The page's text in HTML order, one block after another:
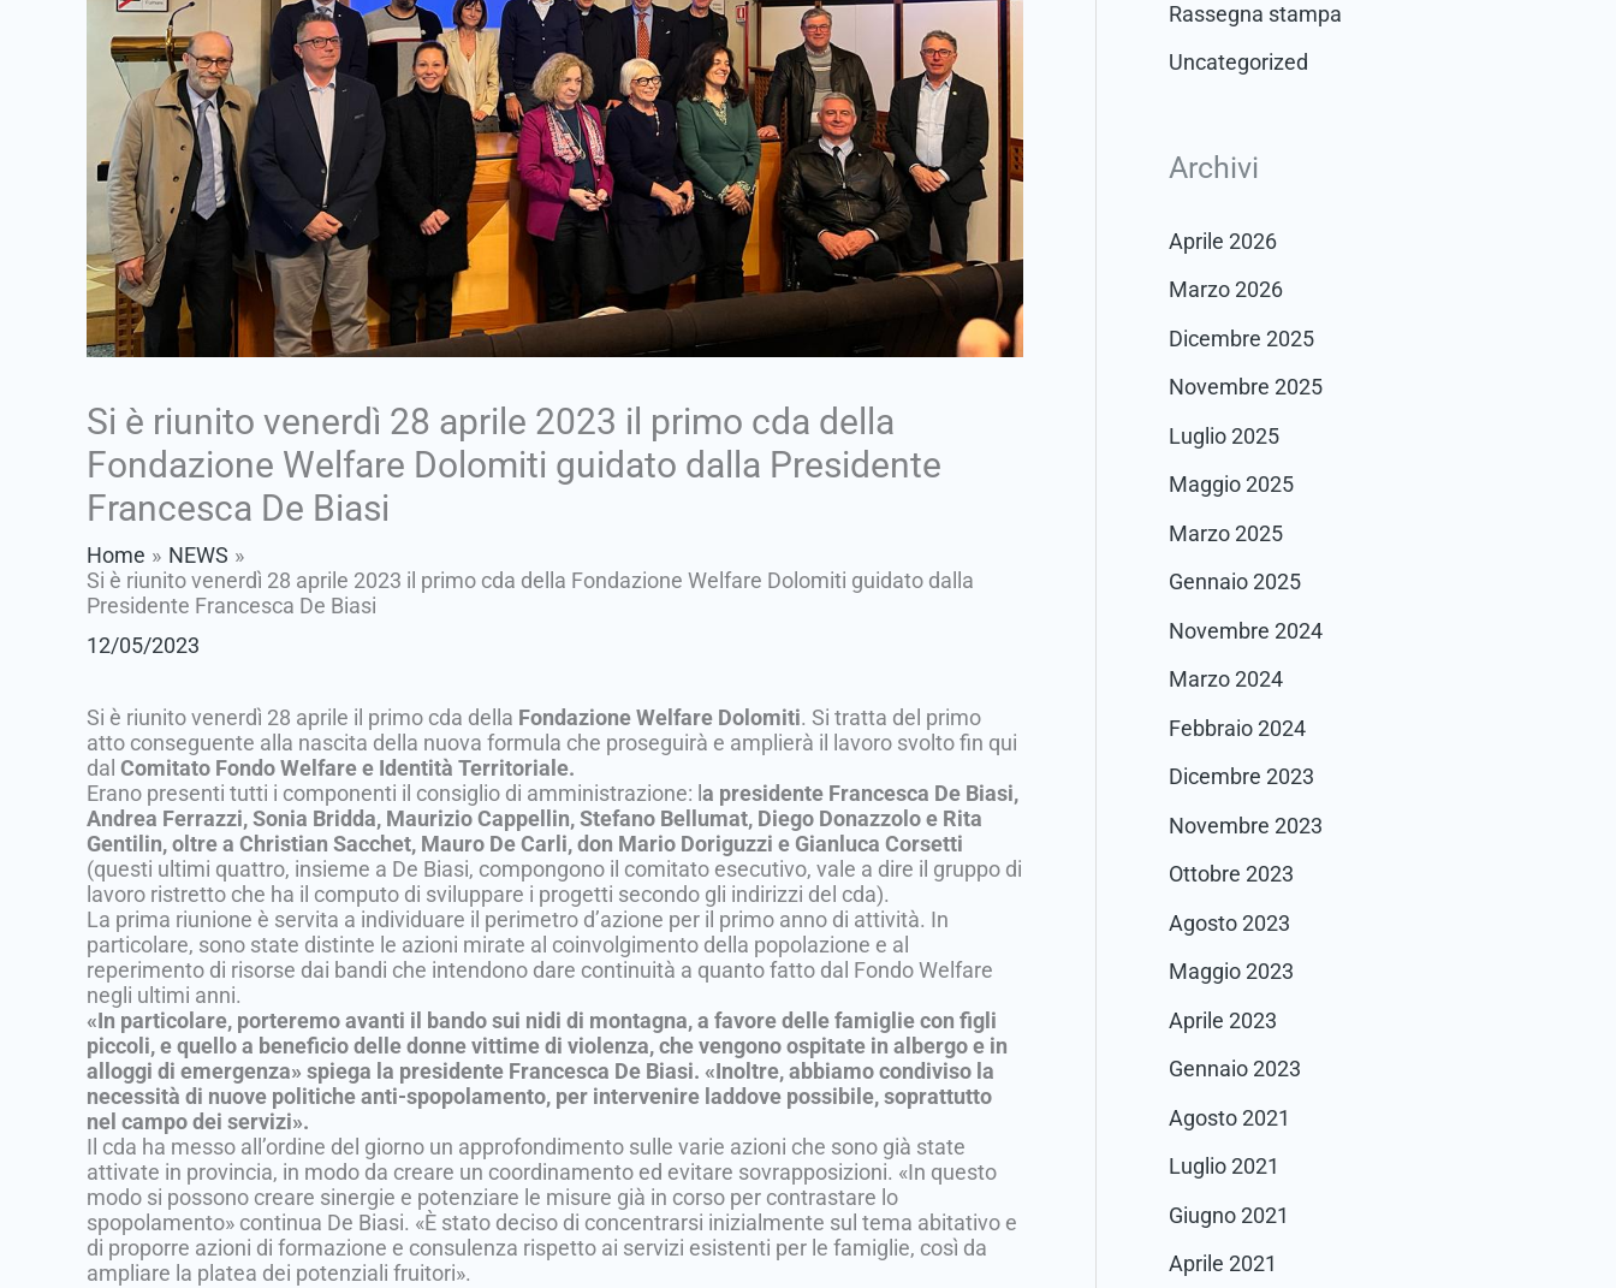
Si è riunito venerdì 28 aprile 2023 il primo cda della
Fondazione Welfare Dolomiti guidato dalla Presidente
Francesca De Biasi
Home
NEWS
Si è riunito venerdì 28 aprile 2023 il primo cda della Fondazione Welfare Dolomiti guidato dalla
Presidente Francesca De Biasi
12/05/2023
Si è riunito venerdì 28 aprile il primo cda della Fondazione Welfare Dolomiti. Si tratta del primo
atto conseguente alla nascita della nuova formula che proseguirà e amplierà il lavoro svolto fin qui
dal Comitato Fondo Welfare e Identità Territoriale.
Erano presenti tutti i componenti il consiglio di amministrazione: l a presidente Francesca De Biasi,
Andrea Ferrazzi, Sonia Bridda, Maurizio Cappellin, Stefano Bellumat, Diego Donazzolo e Rita
Gentilin, oltre a Christian Sacchet, Mauro De Carli, don Mario Doriguzzi e Gianluca Corsetti
(questi ultimi quattro, insieme a De Biasi, compongono il comitato esecutivo, vale a dire il gruppo di
lavoro ristretto che ha il computo di sviluppare i progetti secondo gli indirizzi del cda).
La prima riunione è servita a individuare il perimetro d’azione per il primo anno di attività. In
particolare, sono state distinte le azioni mirate al coinvolgimento della popolazione e al
reperimento di risorse dai bandi che intendono dare continuità a quanto fatto dal Fondo Welfare
negli ultimi anni.
«In particolare, porteremo avanti il bando sui nidi di montagna, a favore delle famiglie con figli
piccoli, e quello a beneficio delle donne vittime di violenza, che vengono ospitate in albergo e in
alloggi di emergenza» spiega la presidente Francesca De Biasi. «Inoltre, abbiamo condiviso la
necessità di nuove politiche anti-spopolamento, per intervenire laddove possibile, soprattutto
nel campo dei servizi».
Il cda ha messo all’ordine del giorno un approfondimento sulle varie azioni che sono già state
attivate in provincia, in modo da creare un coordinamento ed evitare sovrapposizioni. «In questo
modo si possono creare sinergie e potenziare le misure già in corso per contrastare lo
spopolamento» continua De Biasi. «È stato deciso di concentrarsi inizialmente sul tema abitativo e
di proporre azioni di formazione e consulenza rispetto ai servizi esistenti per le famiglie, così da
ampliare la platea dei potenziali fruitori».
Rassegna stampa
Uncategorized
Archivi
Aprile 2026
Marzo 2026
Dicembre 2025
Novembre 2025
Luglio 2025
Maggio 2025
Marzo 2025
Gennaio 2025
Novembre 2024
Marzo 2024
Febbraio 2024
Dicembre 2023
Novembre 2023
Ottobre 2023
Agosto 2023
Maggio 2023
Aprile 2023
Gennaio 2023
Agosto 2021
Luglio 2021
Giugno 2021
Aprile 2021